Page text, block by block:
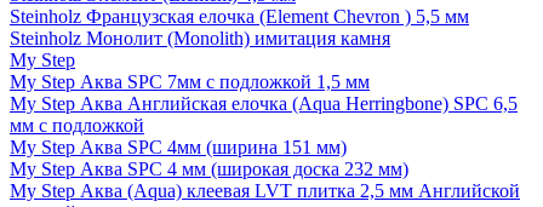
Steinholz Французская елочка (Element Chevron ) 5,5 мм
Steinholz Монолит (Monolith) имитация камня
My Step
My Step Аква SPC 7мм c подложкой 1,5 мм
My Step Аква Английская елочка (Aqua Herringbone) SPC 6,5
мм с подложкой
My Step Аква SPC 4мм (ширина 151 мм)
My Step Аква SPC 4 мм (широкая доска 232 мм)
My Step Аква (Aqua) клеевая LVT плитка 2,5 мм Английской